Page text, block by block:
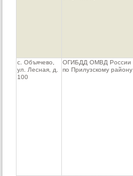
с. Объячево,
ул. Лесная, д.
100
ОГИБДД ОМВД России
по Прилузскому району